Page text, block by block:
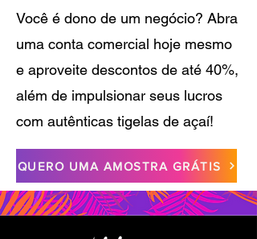
Você é dono de um negócio? Abra
uma conta comercial hoje mesmo
e aproveite descontos de até 40%,
além de impulsionar seus lucros
com autênticas tigelas de açaí!
QUERO UMA AMOSTRA GRÁTIS